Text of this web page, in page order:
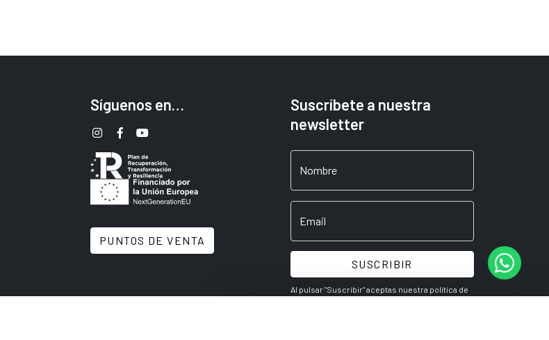
Síguenos en…
PUNTOS DE VENTA
Suscríbete a nuestra
newsletter
Nombre
Email
SUSCRIBIR
Al pulsar "Suscribir" aceptas nuestra política de